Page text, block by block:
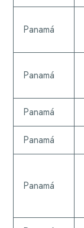
Panamá
Panamá
Panamá
Panamá
Panamá